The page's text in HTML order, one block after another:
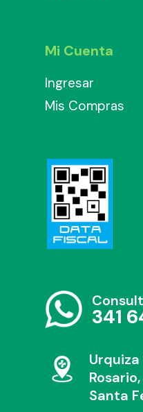
Mi Cuenta
Ingresar
Mis Compras
341
Rosario,
Santa